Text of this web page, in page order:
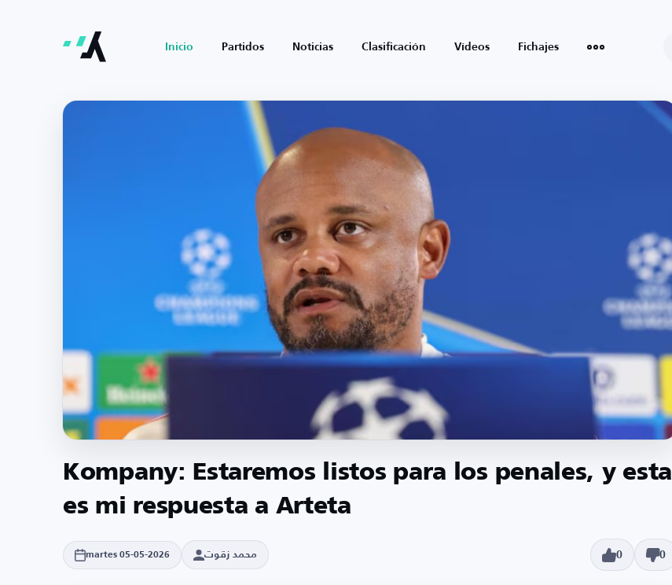
Inicio Partidos Noticias Clasificación Vídeos Fichajes
Kompany: Estaremos listos para los penales, y esta
es mi respuesta a Arteta
martes 05-05-2026 محمد زقوت 0 0